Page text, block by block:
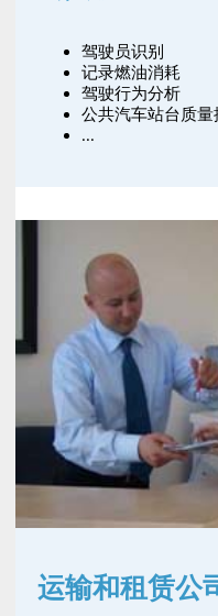
驾驶员识别
记录燃油消耗
驾驶行为分析
公共汽车站台质量
...
运输和租赁公